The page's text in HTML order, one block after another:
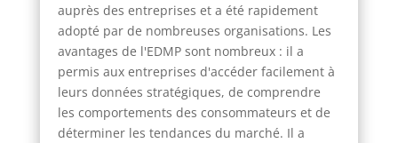
auprès des entreprises et a été rapidement
adopté par de nombreuses organisations. Les
avantages de l'EDMP sont nombreux : il a
permis aux entreprises d'accéder facilement à
leurs données stratégiques, de comprendre
les comportements des consommateurs et de
déterminer les tendances du marché. Il a